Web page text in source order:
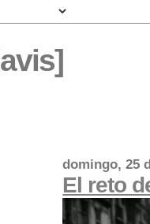
domingo, 25
El reto